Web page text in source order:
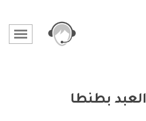
العبد بطنطا